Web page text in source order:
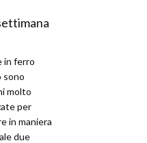
in ferro
molto
per
in maniera
due